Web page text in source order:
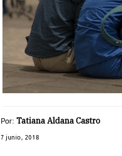
Por: Tatiana Aldana Castro
7 junio, 2018